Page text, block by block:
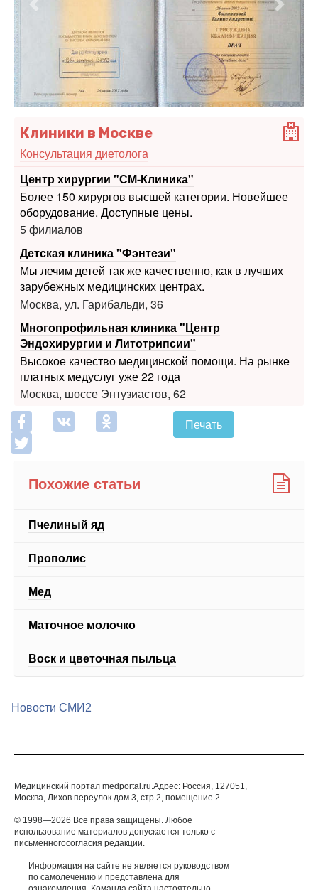
Предыдущий
Клиники в Москве
Консультация диетолога
Центр хирургии "СМ-Клиника"
Более 150 хирургов высшей категории. Новейшее
оборудование. Доступные цены.
5 филиалов
Детская клиника "Фэнтези"
Мы лечим детей так же качественно, как в лучших
зарубежных медицинских центрах.
Москва, ул. Гарибальди, 36
Многопрофильная клиника "Центр
Эндохирургии и Литотрипсии"
Высокое качество медицинской помощи. На рынке
платных медуслуг уже 22 года
Москва, шоссе Энтузиастов, 62
Печать
Похожие статьи
Пчелиный яд
Прополис
Мед
Маточное молочко
Воск и цветочная пыльца
Новости СМИ2
Медицинский портал medportal.ru.Адрес: Россия, 127051,
Москва, Лихов переулок дом 3, стр.2, помещение 2
© 1998—2026 Все права защищены. Любое
использование материалов допускается только с
письменногосогласия редакции.
Информация на сайте не является руководством
по самолечению и представлена для